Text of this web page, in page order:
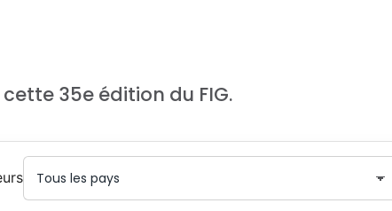
35e édition du FIG.